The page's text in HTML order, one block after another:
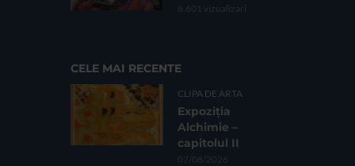
6.601 vizualizari
CELE MAI RECENTE
CLIPA DE ARTA
Expoziția
Alchimie –
capitolul II
07/08/2026